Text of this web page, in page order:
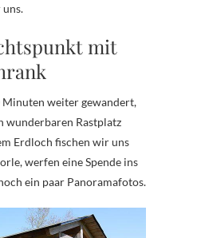
mit
weiter gewandert,
wunderbaren Rastplatz
Erdloch fischen wir uns
werfen eine Spende ins
ein paar Panoramafotos.